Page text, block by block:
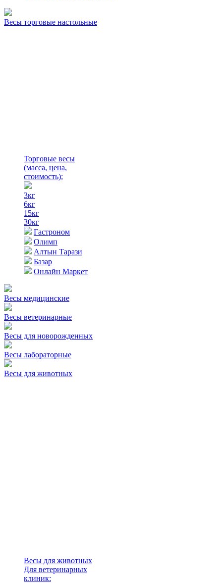
Весы торговые настольные
Торговые весы
(масса, цена,
стоимость):
3кг
6кг
15кг
30кг
Гастроном
Олимп
Алтын Тарази
Базар
Онлайн Маркет
Весы медицинские
Весы ветеринарные
Весы для новорожденных
Весы лабораторные
Весы для животных
Весы для животных
Для ветеринарных
клиник: